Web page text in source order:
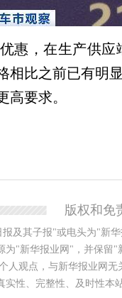
惠，在生产供
相比之前已有明
高要求。
版权和免
及其子报"或电头为"新
"新华报业网"，并保留"
人观点，与新华报业网
实性、完整性、及时性